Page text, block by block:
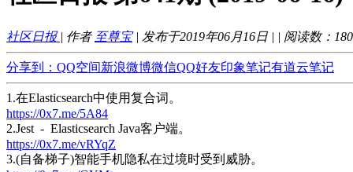
社区日报 | 作者 至尊宝 | 发布于2019年06月16日 | | 阅读数：
分享到： QQ空间新浪微博微信QQ好友印象笔记有道云笔记
1.在Elasticsearch中使用复合词。
https://0x7.me/5A84
2.Jest - Elasticsearch Java客户端。
https://0x7.me/vRYqZ
3.(自备梯子)智能手机隐私在过境时受到威胁。